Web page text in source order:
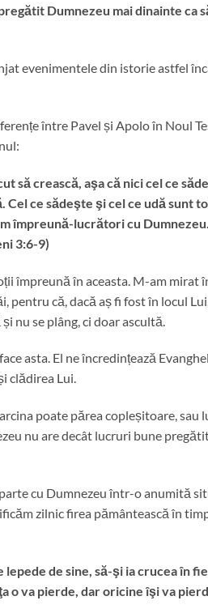
Dumnezeu mai dinainte ca
evenimentele din istorie astfel
între Pavel și Apolo în Noul
să crească, aşa că nici cel ce
Cel ce sădeşte şi cel ce udă sunt
împreună-lucrători cu
3:6-9)
împreună în aceasta. M-am mirat
pentru că, dacă aș fi fost în locul
nu se plâng, ci doar ascultă.
asta. El ne încredințează
clădirea Lui.
poate părea copleșitoare, sau
nu are decât lucruri bune
cu Dumnezeu într-o anumită
zilnic firea pământească în
de sine, să-şi ia crucea în
o va pierde, dar oricine îşi va